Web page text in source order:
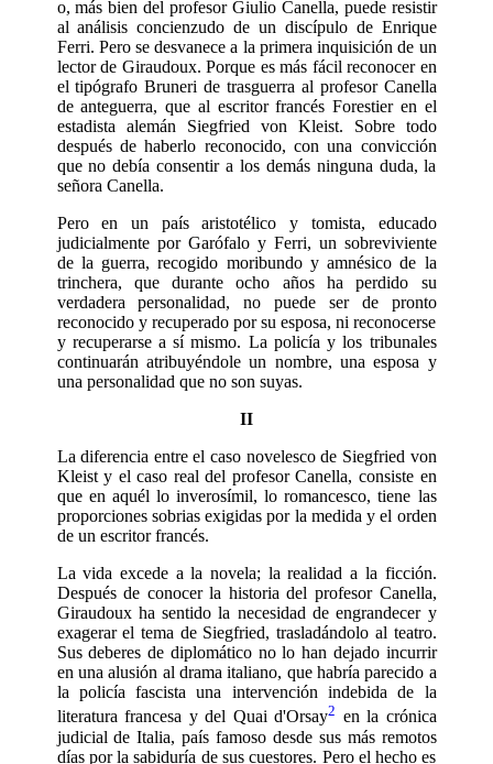
o, más bien del profesor Giulio Canella, puede resistir
al análisis concienzudo de un discípulo de Enrique
Ferri. Pero se desvanece a la primera inquisición de un
lector de Giraudoux. Porque es más fácil reconocer en
el tipógrafo Bruneri de trasguerra al profesor Canella
de anteguerra, que al escritor francés Forestier en el
estadista alemán Siegfried von Kleist. Sobre todo
después de haberlo reconocido, con una convicción
que no debía consentir a los demás ninguna duda, la
señora Canella.
Pero en un país aristotélico y tomista, educado
judicialmente por Garófalo y Ferri, un sobreviviente
de la guerra, recogido moribundo y amnésico de la
trinchera, que durante ocho años ha perdido su
verdadera personalidad, no puede ser de pronto
reconocido y recuperado por su esposa, ni reconocerse
y recuperarse a sí mismo. La policía y los tribunales
continuarán atribuyéndole un nombre, una esposa y
una personalidad que no son suyas.
II
La diferencia entre el caso novelesco de Siegfried von
Kleist y el caso real del pro­fesor Canella, consiste en
que en aquél lo inverosímil, lo romancesco, tiene las
proporciones sobrias exigidas por la me­dida y el orden
de un escritor francés.
La vida excede a la novela; la realidad a la ficción.
Después de conocer la historia del profesor Canella,
Giraudoux ha senti­do la necesidad de engrandecer y
exage­rar el tema de Siegfried, trasladándolo al teatro.
Sus deberes de diplomático no lo han dejado incurrir
en una alusión al dra­ma italiano, que habría parecido a
la po­licía fascista una intervención indebida de la
literatura francesa y del Quai d'Or­say2 en la crónica
judicial de Italia, país famoso desde sus más remotos
días por la sabiduría de sus cuestores. Pero el hecho es